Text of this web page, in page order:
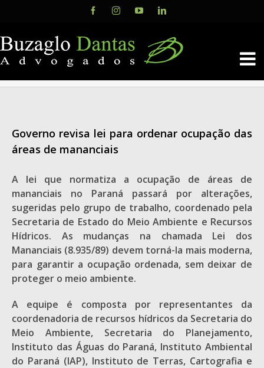
content
FacebookInstagramYouTubeLinkedIn
Governo revisa lei para ordenar ocupação das
áreas de mananciais
A lei que normatiza a ocupação de áreas de
mananciais no Paraná passará por alterações,
sugeridas pelo grupo de trabalho, coordenado pela
Secretaria de Estado do Meio Ambiente e Recursos
Hídricos. As mudanças na chamada Lei dos
Mananciais (8.935/89) devem torná-la mais moderna,
para garantir a ocupação ordenada, sem deixar de
proteger o meio ambiente.
A equipe é composta por representantes da
coordenadoria de recursos hídricos da Secretaria do
Meio Ambiente, Secretaria do Planejamento,
Instituto das Águas do Paraná, Instituto Ambiental
do Paraná (IAP), Instituto de Terras, Cartografia e